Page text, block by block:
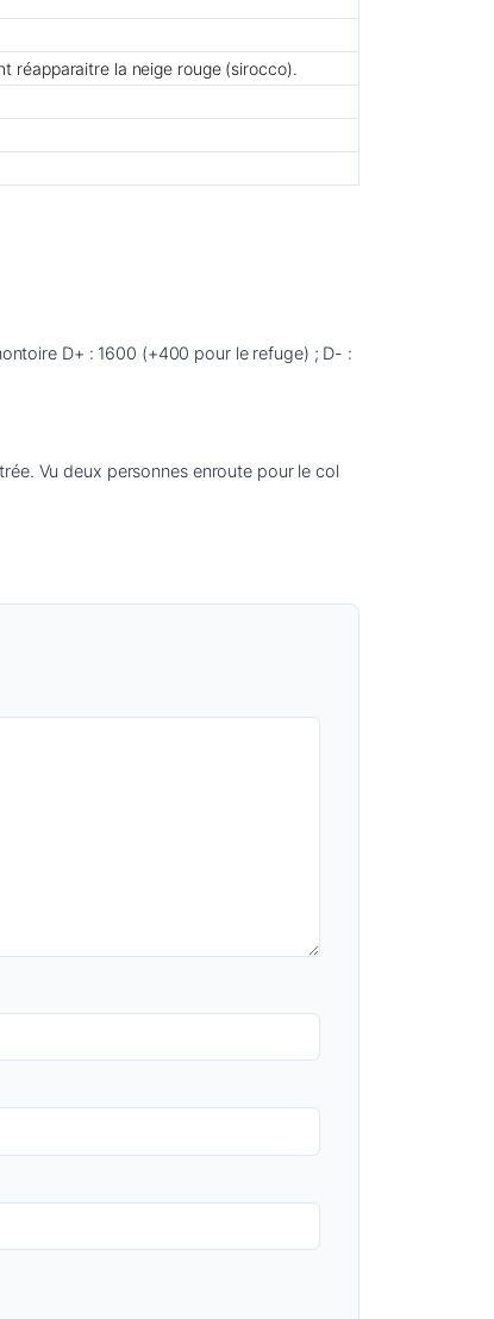
réapparaitre la neige rouge (sirocco).
D+ : 1600 (+400 pour le refuge) ; D- :
Vu deux personnes enroute pour le col